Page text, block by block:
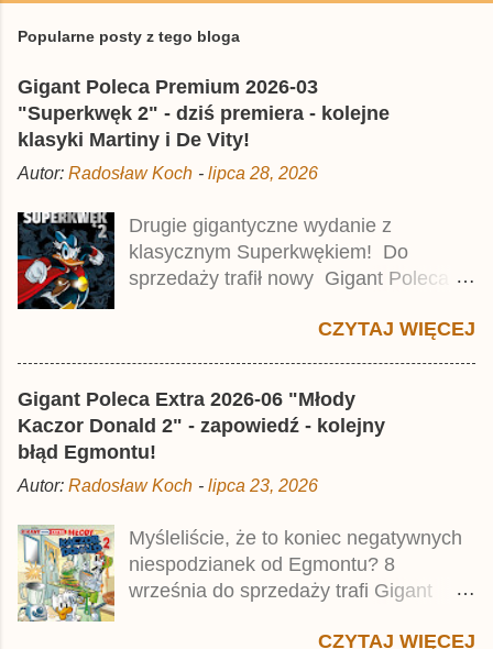
e
i
j
o
m
e
t
a
r
z
Popularne posty z tego bloga
Gigant Poleca Premium 2026-03
"Superkwęk 2" - dziś premiera - kolejne
klasyki Martiny i De Vity!
Autor: Radosław Koch - lipca 28, 2026
Drugie gigantyczne wydanie z
klasycznym Superkwękiem! Do
sprzedaży trafił nowy Gigant Poleca
Jest to kolejny 624-stronicowy tom z
wynosi 49,99 zł i zamówicie go także z
rabatem na Egmont.pl . Za przekład
odpowiadał Jacek Drewnowski.
Publikacja jest przedrukiem drugiego
Taschenbuch Phantomias Collection ,
który trafił do sprzedaży pod koniec
2025 roku.
CZYTAJ WIĘCEJ
Gigant Poleca Extra 2026-06 "Młody
Kaczor Donald 2" - zapowiedź - kolejny
błąd Egmontu!
Autor: Radosław Koch - lipca 23, 2026
Myśleliście, że to koniec negatywnych
niespodzianek od Egmontu? 8
września do sprzedaży trafi Gigant
Jednak wbrew temu, na co wskazuje
CZYTAJ WIĘCEJ